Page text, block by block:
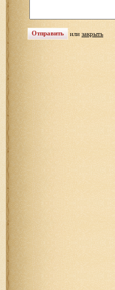
или закрыть